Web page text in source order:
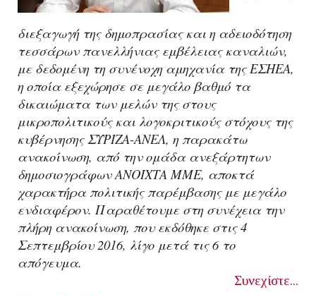
διεξαγωγή της δημοπρασίας και η αδειοδότηση
τεσσάρων πανελλήνιας εμβέλειας καναλιών,
με δεδομένη τη συνένοχη αμηχανία της ΕΣΗΕΑ,
η οποία εξεχώρησε σε μεγάλο βαθμό τα
δικαιώματα των μελών της στους
μικροπολιτικούς και λογοκριτικούς στόχους της
κυβέρνησης ΣΥΡΙΖΑ-ΑΝΕΛ, η παρακάτω
ανακοίνωση, από την ομάδα ανεξάρτητων
δημοσιογράφων ΑΝΟΙΧΤΑ ΜΜΕ, αποκτά
χαρακτήρα πολιτικής παρέμβασης με μεγάλο
ενδιαφέρον. Παραθέτουμε στη συνέχεια την
πλήρη ανακοίνωση, που εκδόθηκε στις 4
Σεπτεμβρίου 2016, λίγο μετά τις 6 το
απόγευμα.
Συνεχίστε...